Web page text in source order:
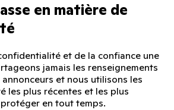
en matière de
et de la confiance une
jamais les renseignements
et nous utilisons les
les plus récentes et les plus
en tout temps.